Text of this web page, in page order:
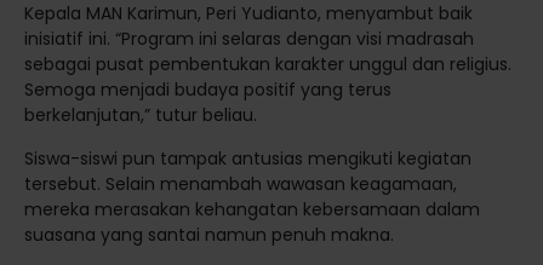
Kepala MAN Karimun, Peri Yudianto, menyambut baik
inisiatif ini. “Program ini selaras dengan visi madrasah
sebagai pusat pembentukan karakter unggul dan religius.
Semoga menjadi budaya positif yang terus
berkelanjutan,” tutur beliau.
Siswa-siswi pun tampak antusias mengikuti kegiatan
tersebut. Selain menambah wawasan keagamaan,
mereka merasakan kehangatan kebersamaan dalam
suasana yang santai namun penuh makna.